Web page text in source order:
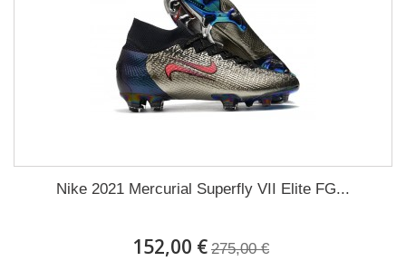
Nike 2021 Mercurial Superfly VII Elite FG...
152,00 € 275,00 €